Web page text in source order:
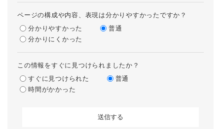
ページの構成や内容、表現は分かりやすかったですか？
分かりやすかった
普通
分かりにくかった
この情報をすぐに見つけられましたか？
すぐに見つけられた
普通
時間がかかった